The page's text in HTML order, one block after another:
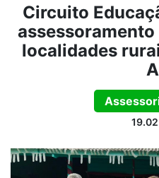
Circuito
localidades